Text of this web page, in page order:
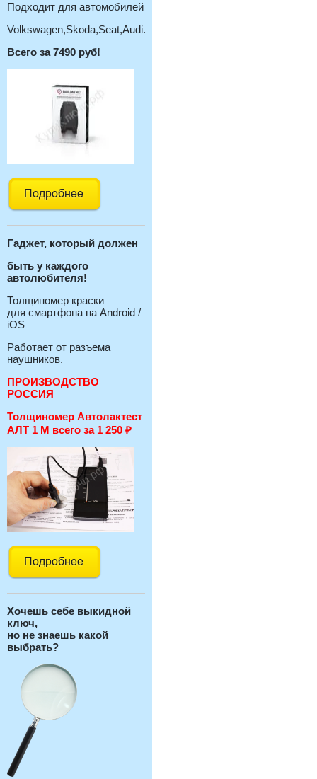
Подходит для автомобилей
Volkswagen,Skoda,Seat,Audi.
Всего за 7490 руб!
Гаджет, который должен
быть у каждого
автолюбителя!
Толщиномер краски
для смартфона на Android /
iOS
Работает от разъема
наушников.
ПРОИЗВОДСТВО
РОССИЯ
Толщиномер Автолактест
АЛТ 1 М всего за 1 250 ₽
Хочешь себе выкидной
ключ,
но не знаешь какой
выбрать?